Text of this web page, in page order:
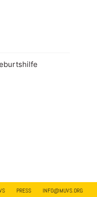
PRESS INFO@MUVS.ORG